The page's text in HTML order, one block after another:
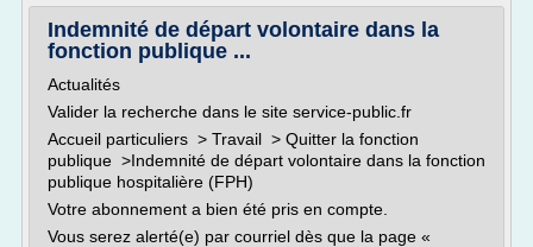
Indemnité de départ volontaire dans la
fonction publique ...
Actualités
Valider la recherche dans le site service-public.fr
Accueil particuliers > Travail > Quitter la fonction
publique >Indemnité de départ volontaire dans la fonction
publique hospitalière (FPH)
Votre abonnement a bien été pris en compte.
Vous serez alerté(e) par courriel dès que la page «